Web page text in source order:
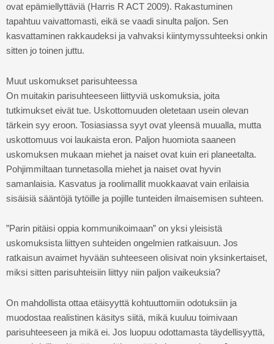
ovat epämiellyttäviä (Harris R ACT 2009). Rakastuminen
tapahtuu vaivattomasti, eikä se vaadi sinulta paljon. Sen
kasvattaminen rakkaudeksi ja vahvaksi kiintymyssuhteeksi onkin
sitten jo toinen juttu.
Muut uskomukset parisuhteessa
On muitakin parisuhteeseen liittyviä uskomuksia, joita
tutkimukset eivät tue. Uskottomuuden oletetaan usein olevan
tärkein syy eroon. Tosiasiassa syyt ovat yleensä muualla, mutta
uskottomuus voi laukaista eron. Paljon huomiota saaneen
uskomuksen mukaan miehet ja naiset ovat kuin eri planeetalta.
Pohjimmiltaan tunnetasolla miehet ja naiset ovat hyvin
samanlaisia. Kasvatus ja roolimallit muokkaavat vain erilaisia
sisäisiä sääntöjä tytöille ja pojille tunteiden ilmaisemisen suhteen.
”Parin pitäisi oppia kommunikoimaan” on yksi yleisistä
uskomuksista liittyen suhteiden ongelmien ratkaisuun. Jos
ratkaisun avaimet hyvään suhteeseen olisivat noin yksinkertaiset,
miksi sitten parisuhteisiin liittyy niin paljon vaikeuksia?
On mahdollista ottaa etäisyyttä kohtuuttomiin odotuksiin ja
muodostaa realistinen käsitys siitä, mikä kuuluu toimivaan
parisuhteeseen ja mikä ei. Jos luopuu odottamasta täydellisyyttä,